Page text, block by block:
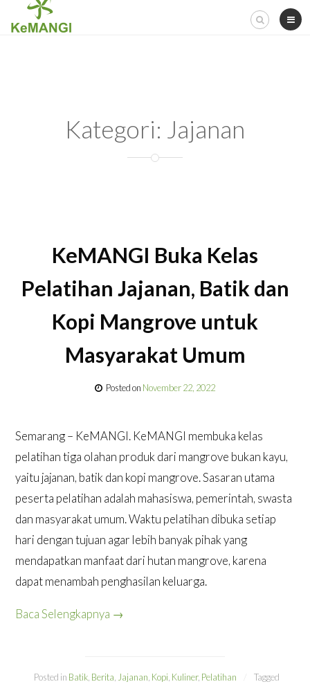
content
Kategori: Jajanan
KeMANGI Buka Kelas
Pelatihan Jajanan, Batik dan
Kopi Mangrove untuk
Masyarakat Umum
Posted on November 22, 2022
Semarang – KeMANGI. KeMANGI membuka kelas
pelatihan tiga olahan produk dari mangrove bukan kayu,
yaitu jajanan, batik dan kopi mangrove. Sasaran utama
peserta pelatihan adalah mahasiswa, pemerintah, swasta
dan masyarakat umum. Waktu pelatihan dibuka setiap
hari dengan tujuan agar lebih banyak pihak yang
mendapatkan manfaat dari hutan mangrove, karena
dapat menambah penghasilan keluarga.
Baca Selengkapnya →
Posted in Batik, Berita, Jajanan, Kopi, Kuliner, Pelatihan
Tagged